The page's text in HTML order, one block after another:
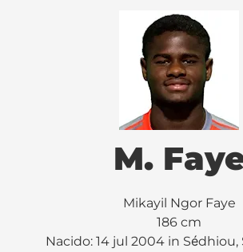
M.
Mikayil Ngor Faye
186 cm
Nacido: 14 jul 2004 in Sédhiou,